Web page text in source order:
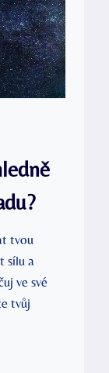
tvou
sílu a
ve své
tvůj